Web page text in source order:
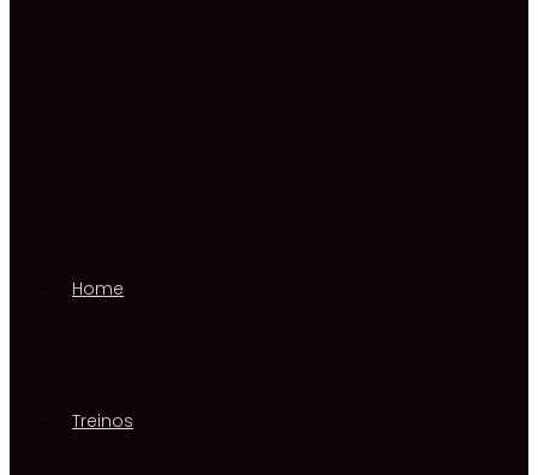
Home
Treinos